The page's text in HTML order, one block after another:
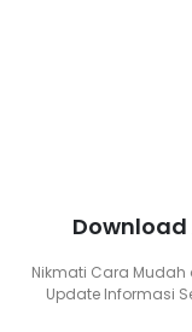
Download
Nikmati Cara Mudah
Update Informasi